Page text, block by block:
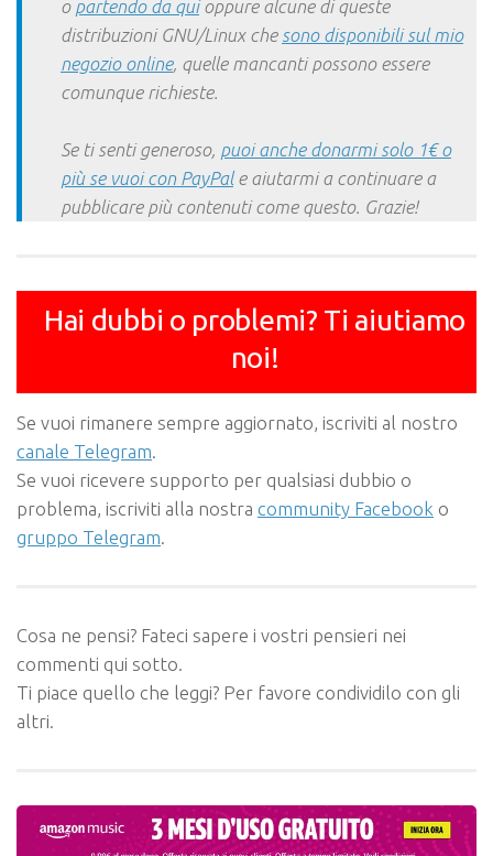
o partendo da quioppure alcune di queste
distribuzioni GNU/Linux che sono disponibili sul mio
negozio online, quelle mancanti possono essere
comunque richieste.
Se ti senti generoso, puoi anche donarmi solo 1€ o
più se vuoi con PayPale aiutarmi a continuare a
pubblicare più contenuti come questo. Grazie!
Hai dubbi o problemi? Ti aiutiamo
noi!
Se vuoi rimanere sempre aggiornato, iscriviti al nostro
canale Telegram
Se vuoi ricevere supporto per qualsiasi dubbio o
problema, iscriviti alla nostra community Facebook o
gruppo Telegram
Cosa ne pensi? Fateci sapere i vostri pensieri nei
commenti qui sotto.
Ti piace quello che leggi? Per favore condividilo con gli
altri.